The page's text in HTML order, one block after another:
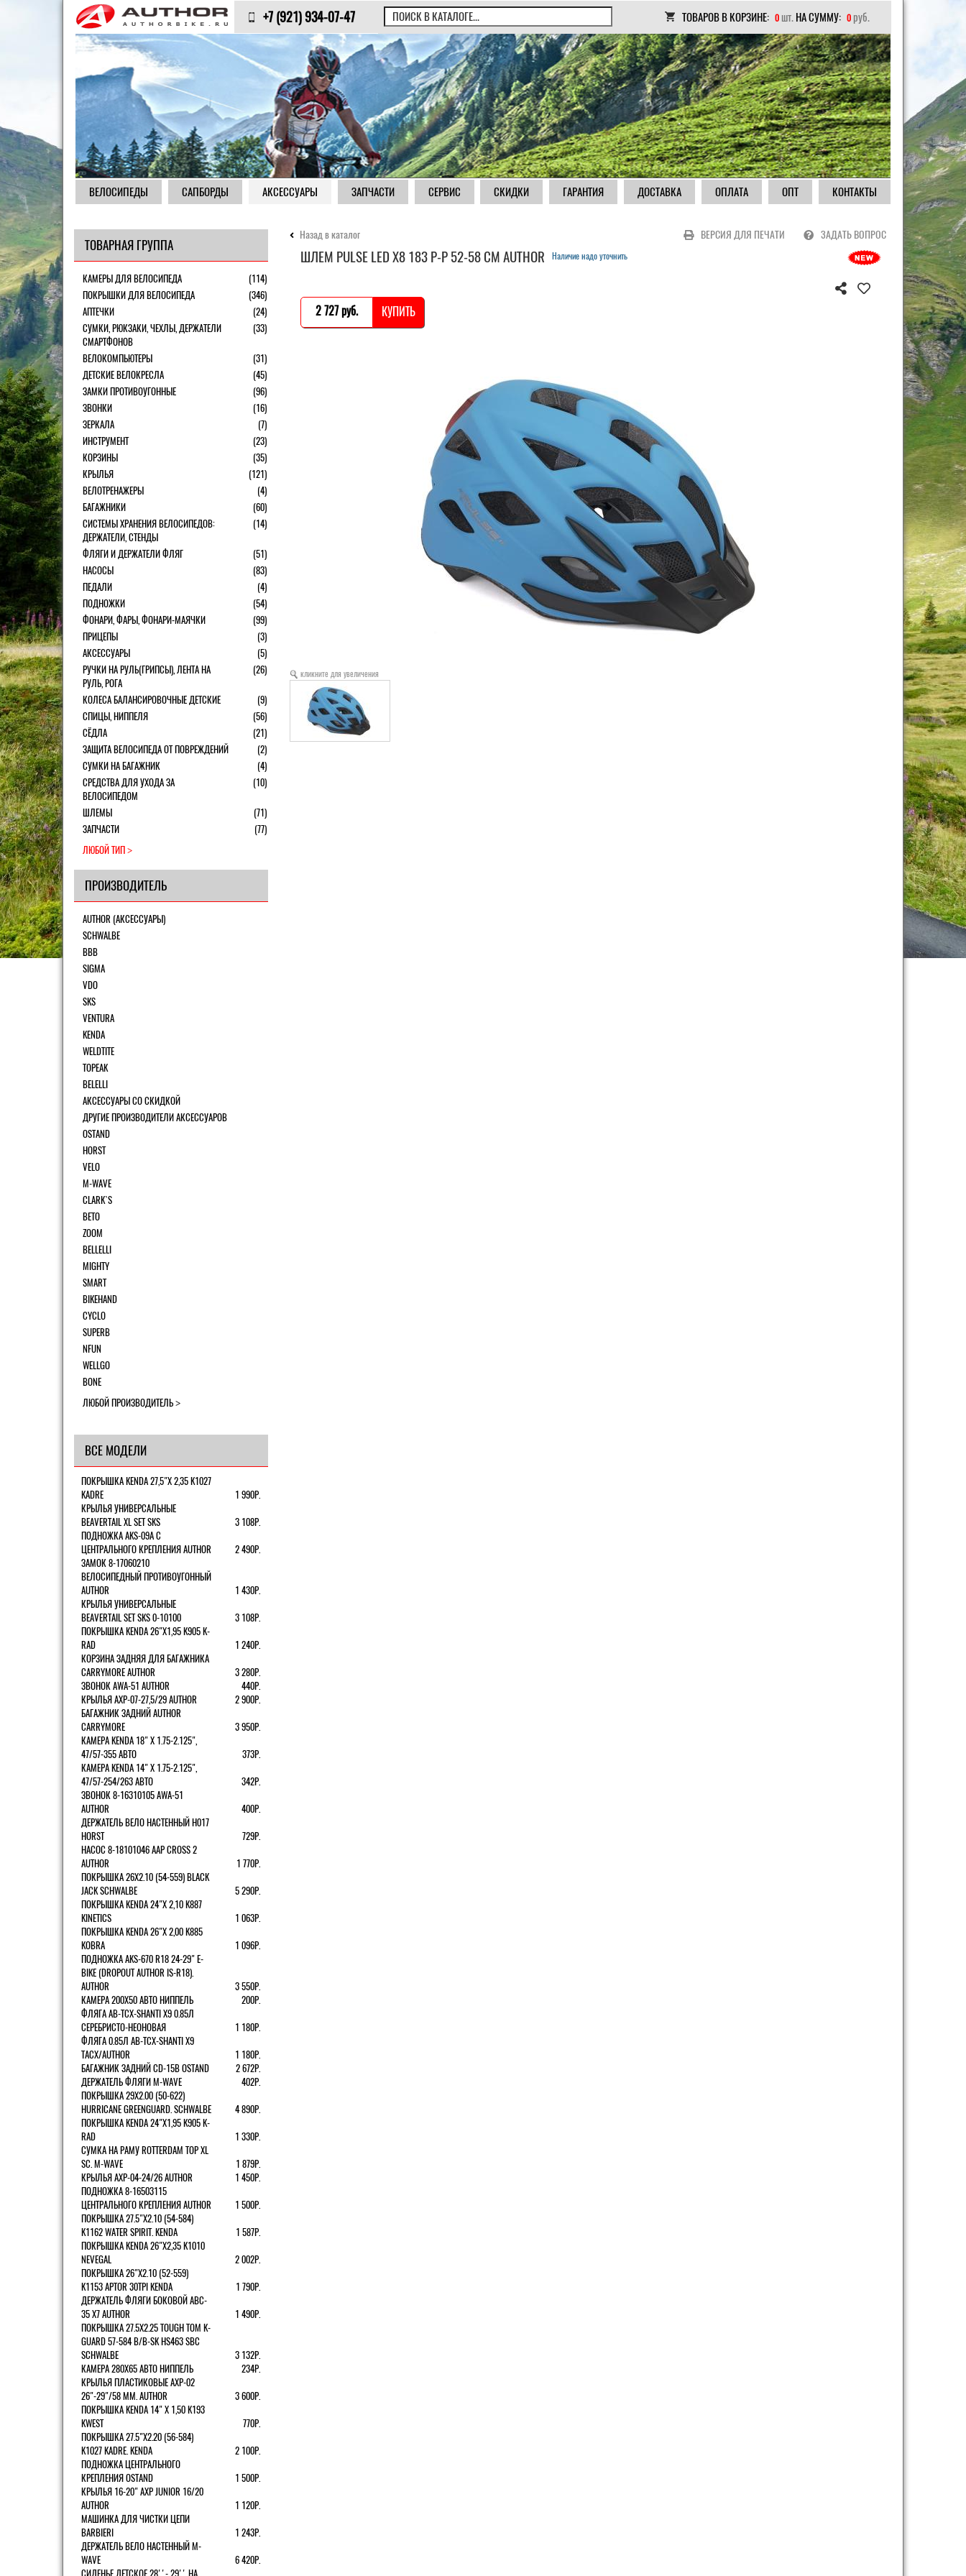
+7 (921) 934-07-47 ТОВАРОВ В КОРЗИНЕ: 0 шт. НА СУММУ: 0 руб.
ВЕЛОСИПЕДЫ САПБОРДЫ АКСЕССУАРЫ ЗАПЧАСТИ СЕРВИС СКИДКИ ГАРАНТИЯ ДОСТАВКА ОПЛАТА ОПТ КОНТАКТЫ
Назад в каталог ВЕРСИЯ ДЛЯ ПЕЧАТИ ЗАДАТЬ ВОПРОС
ШЛЕМ PULSE LED X8 183 Р-Р 52-58 СМ AUTHOR Наличие надо уточнить
2 727 pуб. КУПИТЬ
кликните для увеличения
ТОВАРНАЯ ГРУППА
КАМЕРЫ ДЛЯ ВЕЛОСИПЕДА
(114)
ПОКРЫШКИ ДЛЯ ВЕЛОСИПЕДА
(346)
АПТЕЧКИ
(24)
СУМКИ, РЮКЗАКИ, ЧЕХЛЫ, ДЕРЖАТЕЛИ
СМАРТФОНОВ
(33)
ВЕЛОКОМПЬЮТЕРЫ
(31)
ДЕТСКИЕ ВЕЛОКРЕСЛА
(45)
ЗАМКИ ПРОТИВОУГОННЫЕ
(96)
ЗВОНКИ
(16)
ЗЕРКАЛА
(7)
ИНСТРУМЕНТ
(23)
КОРЗИНЫ
(35)
КРЫЛЬЯ
(121)
ВЕЛОТРЕНАЖЕРЫ
(4)
БАГАЖНИКИ
(60)
СИСТЕМЫ ХРАНЕНИЯ ВЕЛОСИПЕДОВ:
ДЕРЖАТЕЛИ, СТЕНДЫ
(14)
ФЛЯГИ И ДЕРЖАТЕЛИ ФЛЯГ
(51)
НАСОСЫ
(83)
ПЕДАЛИ
(4)
ПОДНОЖКИ
(54)
ФОНАРИ, ФАРЫ, ФОНАРИ-МАЯЧКИ
(99)
ПРИЦЕПЫ
(3)
АКСЕССУАРЫ
(5)
РУЧКИ НА РУЛЬ(ГРИПСЫ), ЛЕНТА НА
РУЛЬ, РОГА
(26)
КОЛЕСА БАЛАНСИРОВОЧНЫЕ ДЕТСКИЕ
(9)
СПИЦЫ, НИППЕЛЯ
(56)
СЁДЛА
(21)
ЗАЩИТА ВЕЛОСИПЕДА ОТ ПОВРЕЖДЕНИЙ
(2)
СУМКИ НА БАГАЖНИК
(4)
СРЕДСТВА ДЛЯ УХОДА ЗА
ВЕЛОСИПЕДОМ
(10)
ШЛЕМЫ
(71)
ЗАПЧАСТИ
(77)
ЛЮБОЙ ТИП
ПРОИЗВОДИТЕЛЬ
AUTHOR (АКСЕССУАРЫ)
SCHWALBE
BBB
SIGMA
VDO
SKS
VENTURA
KENDA
WELDTITE
TOPEAK
BELELLI
АКСЕССУАРЫ СО СКИДКОЙ
ДРУГИЕ ПРОИЗВОДИТЕЛИ АКСЕССУАРОВ
OSTAND
HORST
VELO
M-WAVE
CLARK`S
BETO
ZOOM
BELLELLI
MIGHTY
SMART
BIKEHAND
CYCLO
SUPERB
NFUN
WELLGO
BONE
ЛЮБОЙ ПРОИЗВОДИТЕЛЬ
ВСЕ МОДЕЛИ
ПОКРЫШКА KENDA 27,5"Х 2,35 K1027
KADRE
1 990Р.
КРЫЛЬЯ УНИВЕРСАЛЬНЫЕ
BEAVERTAIL XL SET SKS
3 108Р.
ПОДНОЖКА AKS-09A C
ЦЕНТРАЛЬНОГО КРЕПЛЕНИЯ AUTHOR
2 490Р.
ЗАМОК 8-17060210
ВЕЛОСИПЕДНЫЙ ПРОТИВОУГОННЫЙ
AUTHOR
1 430Р.
КРЫЛЬЯ УНИВЕРСАЛЬНЫЕ
BEAVERTAIL SET SKS 0-10100
3 108Р.
ПОКРЫШКА KENDA 26"Х1,95 K905 K-
RAD
1 240Р.
КОРЗИНА ЗАДНЯЯ ДЛЯ БАГАЖНИКА
CARRYMORE AUTHOR
3 280Р.
ЗВОНОК AWA-51 AUTHOR
440Р.
КРЫЛЬЯ AXP-07-27,5/29 AUTHOR
2 900Р.
БАГАЖНИК ЗАДНИЙ AUTHOR
CARRYMORE
3 950Р.
КАМЕРА KENDA 18" Х 1.75-2.125",
47/57-355 АВТО
373Р.
КАМЕРА KENDA 14" Х 1.75-2.125",
47/57-254/263 АВТО
342Р.
ЗВОНОК 8-16310105 AWA-51
AUTHOR
400Р.
ДЕРЖАТЕЛЬ ВЕЛО НАСТЕННЫЙ H017
HORST
729Р.
НАСОС 8-18101046 AAP CROSS 2
AUTHOR
1 770Р.
ПОКРЫШКА 26X2.10 (54-559) BLACK
JACK SCHWALBE
5 290Р.
ПОКРЫШКА KENDA 24"Х 2,10 K887
KINETICS
1 063Р.
ПОКРЫШКА KENDA 26"Х 2,00 K885
KOBRA
1 096Р.
ПОДНОЖКА AKS-670 R18 24-29" E-
BIKE (DROPOUT AUTHOR IS-R18).
AUTHOR
3 550Р.
КАМЕРА 200Х50 АВТО НИППЕЛЬ
200Р.
ФЛЯГА AB-TCX-SHANTI X9 0.85Л
СЕРЕБРИСТО-НЕОНОВАЯ
1 180Р.
ФЛЯГА 0.85Л AB-TCX-SHANTI X9
TACX/AUTHOR
1 180Р.
БАГАЖНИК ЗАДНИЙ CD-15B OSTAND
2 672Р.
ДЕРЖАТЕЛЬ ФЛЯГИ M-WAVE
402Р.
ПОКРЫШКА 29X2.00 (50-622)
HURRICANE GREENGUARD. SCHWALBE
4 890Р.
ПОКРЫШКА KENDA 24"Х1,95 K905 K-
RAD
1 330Р.
СУМКА НА РАМУ ROTTERDAM TOP XL
SC. M-WAVE
1 879Р.
КРЫЛЬЯ AXP-04-24/26 AUTHOR
1 450Р.
ПОДНОЖКА 8-16503115
ЦЕНТРАЛЬНОГО КРЕПЛЕНИЯ AUTHOR
1 500Р.
ПОКРЫШКА 27.5"Х2.10 (54-584)
K1162 WATER SPIRIT. KENDA
1 587Р.
ПОКРЫШКА KENDA 26"Х2,35 K1010
NEVEGAL
2 002Р.
ПОКРЫШКА 26"Х2.10 (52-559)
K1153 APTOR 30TPI KENDA
1 790Р.
ДЕРЖАТЕЛЬ ФЛЯГИ БОКОВОЙ ABC-
35 X7 AUTHOR
1 490Р.
ПОКРЫШКА 27.5X2.25 TOUGH TOM K-
GUARD 57-584 B/B-SK HS463 SBC
SCHWALBE
3 132Р.
КАМЕРА 280Х65 АВТО НИППЕЛЬ
234Р.
КРЫЛЬЯ ПЛАСТИКОВЫЕ AXP-02
26"-29"/58 ММ. AUTHOR
3 600Р.
ПОКРЫШКА KENDA 14" Х 1,50 K193
KWEST
770Р.
ПОКРЫШКА 27.5"Х2.20 (56-584)
K1027 KADRE. KENDA
2 100Р.
ПОДНОЖКА ЦЕНТРАЛЬНОГО
КРЕПЛЕНИЯ OSTAND
1 500Р.
КРЫЛЬЯ 16-20" AXP JUNIOR 16/20
AUTHOR
1 120Р.
МАШИНКА ДЛЯ ЧИСТКИ ЦЕПИ
BARBIERI
1 243Р.
ДЕРЖАТЕЛЬ ВЕЛО НАСТЕННЫЙ M-
WAVE
6 420Р.